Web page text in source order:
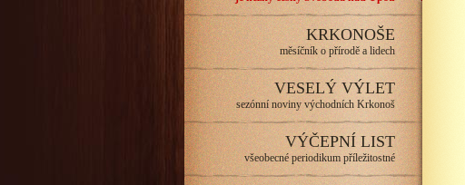
KRKONOŠE
měsíčník o přírodě a lidech
VESELÝ VÝLET
sezónní noviny východních Krkonoš
VÝČEPNÍ LIST
všeobecné periodikum příležitostné